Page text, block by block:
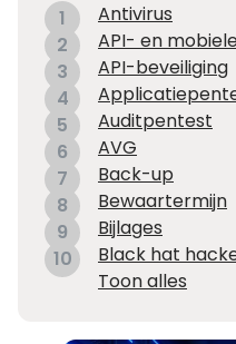
1
Antivirus
2
API- en
3
API-beveiliging
4
5
Auditpentest
6
AVG
7
Back-up
8
Bewaartermijn
9
Bijlages
10
Black hat
Toon alles